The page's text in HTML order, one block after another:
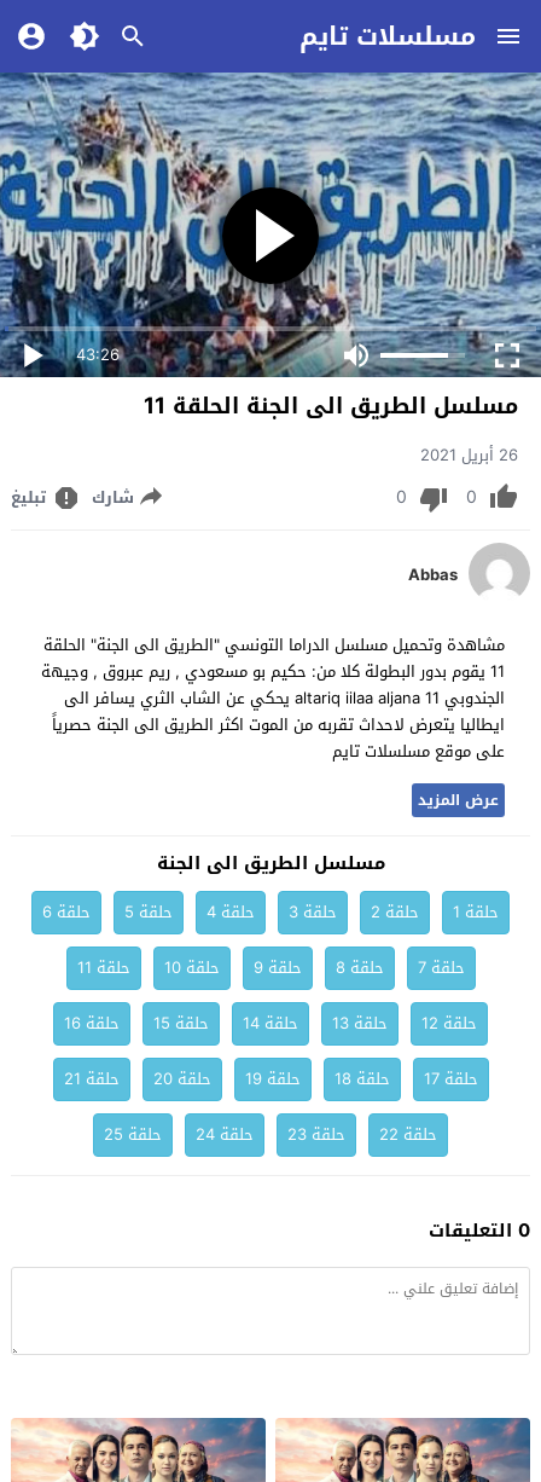
مسلسلات تايم
43:26
مسلسل الطريق الى الجنة الحلقة 11
26 أبريل 2021
0
0 شارك تبليغ
Abbas
مشاهدة وتحميل مسلسل الدراما التونسي "الطريق الى الجنة" الحلقة
11 يقوم بدور البطولة كلا من: حكيم بو مسعودي , ريم عبروق , وجيهة
الجندوبي altariq iilaa aljana 11 يحكي عن الشاب الثري يسافر الى
ايطاليا يتعرض لاحداث تقربه من الموت اكثر الطريق الى الجنة حصرياً
على موقع مسلسلات تايم
عرض المزيد
مسلسل الطريق الى الجنة
حلقة 1 حلقة 2 حلقة 3 حلقة 4 حلقة 5
حلقة 6
حلقة 7
حلقة 8 حلقة 9 حلقة 10
حلقة 11
حلقة 12
حلقة 13 حلقة 14 حلقة 15
حلقة 16
حلقة 17
حلقة 18 حلقة 19 حلقة 20
حلقة 21
حلقة 22
حلقة 23 حلقة 24 حلقة 25
0 التعليقات